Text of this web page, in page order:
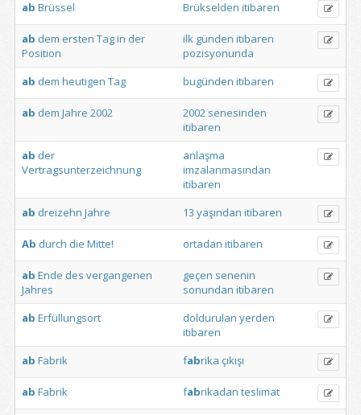
ab Brüssel Brükselden itibaren
ab dem ersten Tagin der
Position
ilk günden itibaren
pozisyonunda
ab dem heutigen Tag bugünden itibaren
ab dem Jahre 2002 2002 senesinden
itibaren
ab der
Vertragsunterzeichnung
anlaşma
imzalanmasından
itibaren
ab dreizehn Jahre 13 yaşından itibaren
Ab durch die Mitte! ortadan itibaren
ab Ende des vergangenen
Jahres
geçen senenin
sonundan itibaren
ab Erfüllungsort doldurulan yerden
itibaren
ab Fabrik fabrika çıkışı
ab Fabrik fabrikadan teslimat